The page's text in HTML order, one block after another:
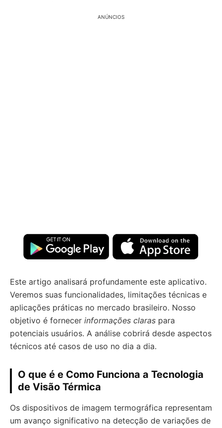
ANÚNCIOS
Este artigo analisará profundamente este aplicativo.
Veremos suas funcionalidades, limitações técnicas e
aplicações práticas no mercado brasileiro. Nosso
objetivo é fornecer informações claras para
potenciais usuários. A análise cobrirá desde aspectos
técnicos até casos de uso no dia a dia.
O que é e Como Funciona a Tecnologia
de Visão Térmica
Os dispositivos de imagem termográfica representam
um avanço significativo na detecção de variações de